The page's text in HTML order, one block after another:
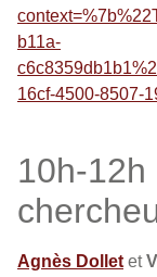
b11a-
16cf-4500-8507-
10h-12h
Agnès Dollet et